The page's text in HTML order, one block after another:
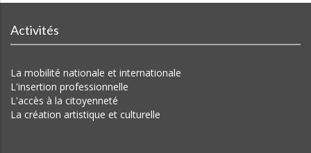
Activités
La mobilité nationale et internationale
L'insertion professionnelle
L'accès à la citoyenneté
La création artistique et culturelle